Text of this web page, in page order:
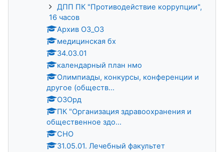
ДПП ПК "Противодействие коррупции",
16 часов
Архив ОЗ_ОЗ
медицинская бх
34.03.01
календарный план нмо
Олимпиады, конкурсы, конференции и
другое (обществ...
ОЗОрд
ПК "Организация здравоохранения и
общественное здо...
СНО
31.05.01. Лечебный факультет